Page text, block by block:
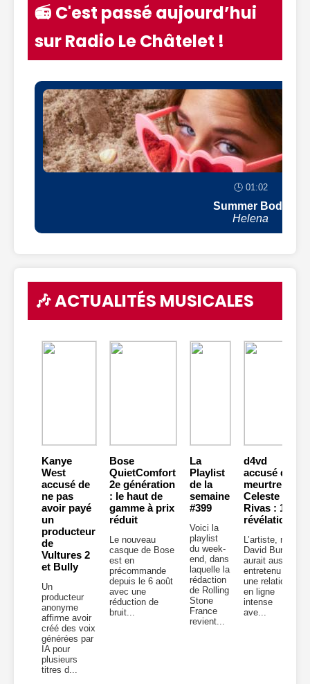
📻 C'est passé aujourd’hui
sur Radio Le Châtelet !
🕒 01:02
Summer Body
Helena
🎶 ACTUALITÉS MUSICALES
Kanye
West
accusé de
ne pas
avoir payé
un
producteur
de
Vultures 2
et Bully
Un
producteur
anonyme
affirme avoir
créé des voix
générées par
IA pour
plusieurs
titres d...
Bose
QuietComfort
2e génération
: le haut de
gamme à prix
réduit
Le nouveau
casque de Bose
est en
précommande
depuis le 6 août
avec une
réduction de
bruit...
La
Playlist
de la
semaine
#399
Voici la
playlist
du week-
end, dans
laquelle la
rédaction
de Rolling
Stone
France
revient...
d4vd
accusé du
meurtre de
Celeste
Rivas : 10
révélations
L’artiste, né
David Burke,
aurait aussi
entretenu
une relation
en ligne
intense
ave...